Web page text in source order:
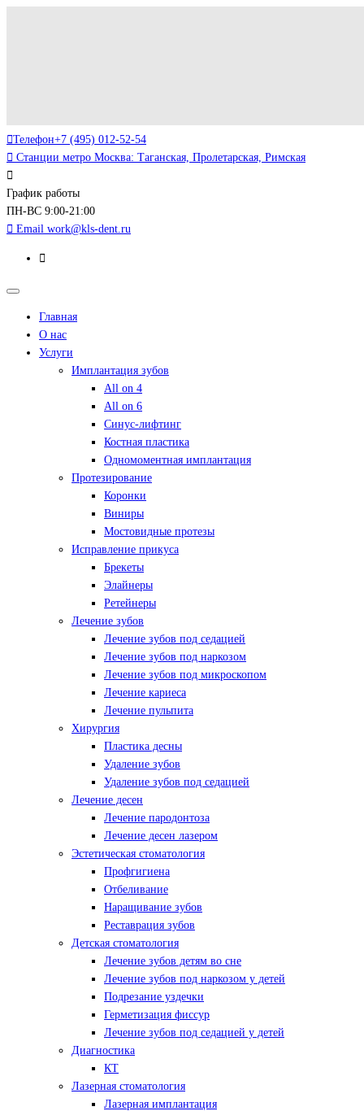
Телефон+7 (495) 012-52-54
Станции метро Москва: Таганская, Пролетарская, Римская
График работы
ПН-ВС 9:00-21:00
Email work@kls-dent.ru
Главная
О нас
Услуги
Имплантация зубов
All on 4
All on 6
Синус-лифтинг
Костная пластика
Одномоментная имплантация
Протезирование
Коронки
Виниры
Мостовидные протезы
Исправление прикуса
Брекеты
Элайнеры
Ретейнеры
Лечение зубов
Лечение зубов под седацией
Лечение зубов под наркозом
Лечение зубов под микроскопом
Лечение кариеса
Лечение пульпита
Хирургия
Пластика десны
Удаление зубов
Удаление зубов под седацией
Лечение десен
Лечение пародонтоза
Лечение десен лазером
Эстетическая стоматология
Профгигиена
Отбеливание
Наращивание зубов
Реставрация зубов
Детская стоматология
Лечение зубов детям во сне
Лечение зубов под наркозом у детей
Подрезание уздечки
Герметизация фиссур
Лечение зубов под седацией у детей
Диагностика
КТ
Лазерная стоматология
Лазерная имплантация